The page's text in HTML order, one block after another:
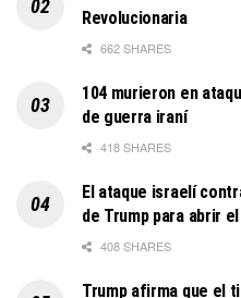
Revolucionaria
662 SHARES
104 murieron en
de guerra iraní
418 SHARES
El ataque israelí
de Trump para abrir
408 SHARES
Trump afirma que el